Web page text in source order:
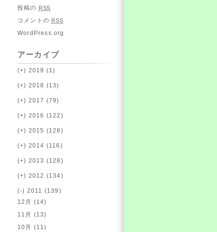
投稿の RSS
コメントの RSS
WordPress.org
アーカイブ
(+) 2019 (1)
(+) 2018 (13)
(+) 2017 (79)
(+) 2016 (122)
(+) 2015 (128)
(+) 2014 (116)
(+) 2013 (128)
(+) 2012 (134)
(-) 2011 (139)
12月 (14)
11月 (13)
10月 (11)